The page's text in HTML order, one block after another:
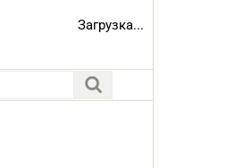
Загрузка...